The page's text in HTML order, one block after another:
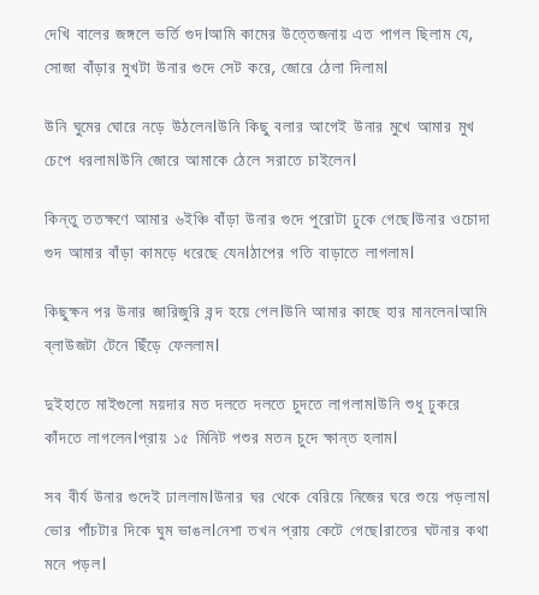
দেখি বালের জঙ্গলে ভর্তি গুদ।আমি কামের উত্তেজনায় এত পাগল ছিলাম যে,
সোজা বাঁড়ার মুখটা উনার গুদে সেট করে, জোরে ঠেলা দিলাম।
উনি ঘুমের ঘোরে নড়ে উঠলেন।উনি কিছু বলার আগেই উনার মুখে আমার মুখ
চেপে ধরলাম।উনি জোরে আমাকে ঠেলে সরাতে চাইলেন।
কিন্তু ততক্ষণে আমার ৬ইঞ্চি বাঁড়া উনার গুদে পুরোটা ঢুকে গেছে।উনার ওচোদা
গুদ আমার বাঁড়া কামড়ে ধরেছে যেন।ঠাপের গতি বাড়াতে লাগলাম।
কিছুক্ষন পর উনার জারিজুরি বন্দ হয়ে গেল।উনি আমার কাছে হার মানলেন।আমি
ব্লাউজটা টেনে ছিঁড়ে ফেললাম।
দুইহাতে মাইগুলো ময়দার মত দলতে দলতে চুদতে লাগলাম।উনি শুধু ঢুকরে
কাঁদতে লাগলেন।প্রায় ১৫ মিনিট পশুর মতন চুদে ক্ষান্ত হলাম।
সব বীর্য উনার গুদেই ঢাললাম।উনার ঘর থেকে বেরিয়ে নিজের ঘরে শুয়ে পড়লাম।
ভোর পাঁচটার দিকে ঘুম ভাঙল।নেশা তখন প্রায় কেটে গেছে।রাতের ঘটনার কথা
মনে পড়ল।